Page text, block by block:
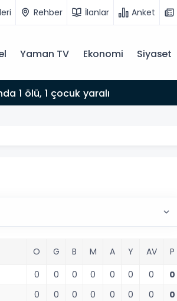
Rehber İlanlar Anket
Yaman TV Ekonomi Siyaset
1 ölü, 1 çocuk yaralı
O G B M A Y AV
P
0 0 0 0 0 0 0
0
0 0 0 0 0 0 0
0